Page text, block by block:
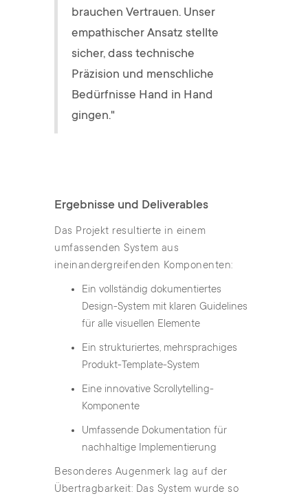
brauchen Vertrauen. Unser
empathischer Ansatz stellte
sicher, dass technische
Präzision und menschliche
Bedürfnisse Hand in Hand
gingen."
Ergebnisse und Deliverables
Das Projekt resultierte in einem
umfassenden System aus
ineinandergreifenden Komponenten:
Ein vollständig dokumentiertes
Design-System mit klaren Guidelines
für alle visuellen Elemente
Ein strukturiertes, mehrsprachiges
Produkt-Template-System
Eine innovative Scrollytelling-
Komponente
Umfassende Dokumentation für
nachhaltige Implementierung
Besonderes Augenmerk lag auf der
Übertragbarkeit: Das System wurde so